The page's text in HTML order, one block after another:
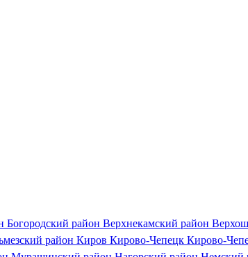
Богородский район Верхнекамский район
район Киров Кирово-Чепецк Кирово-